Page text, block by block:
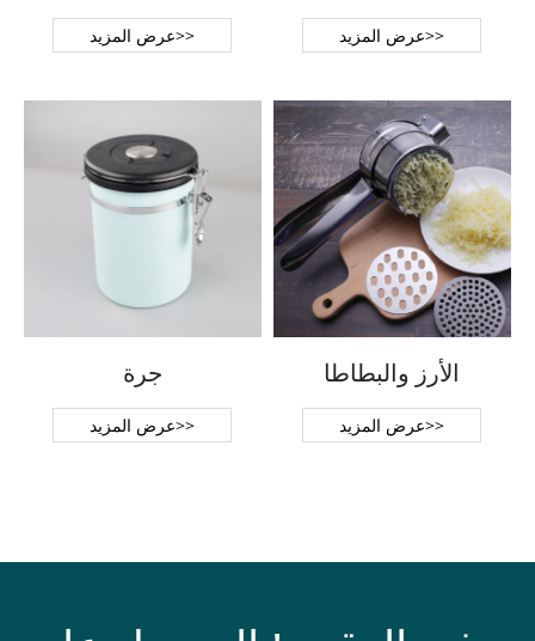
عرض المزيد>> عرض المزيد>>
جرة
عرض المزيد>>
الأرز والبطاطا
عرض المزيد>>